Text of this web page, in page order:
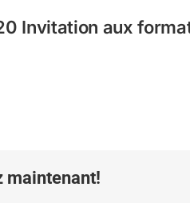
Invitation aux
maintenant!